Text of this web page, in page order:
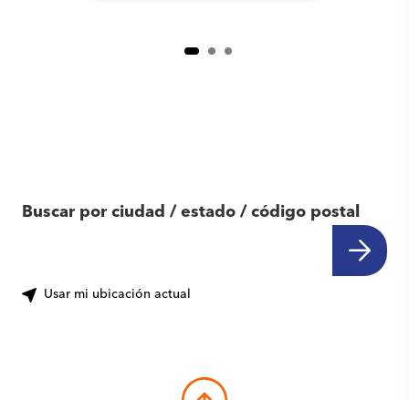
Buscar por ciudad / estado / código postal
Usar mi ubicación actual